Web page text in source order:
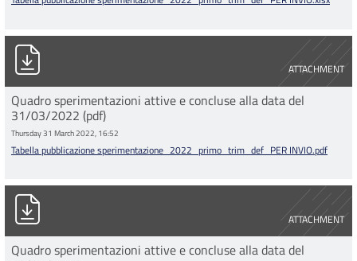
ATTACHMENT
Tabella pubblicazione
Quadro sperimentazioni attive e concluse alla data del
31/03/2022 (pdf)
Thursday 31 March 2022, 16:52
Tabella pubblicazione sperimentazione_2022_primo_trim_def_PER INVIO.pdf
ATTACHMENT
2019_11_21 Tabella pubblicazione sperimentazione_trial al
Quadro sperimentazioni attive e concluse alla data del